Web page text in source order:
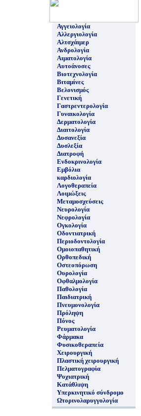
Αγγειολογία
Αλλεργιολογία
Αλτσχάιμερ
Ανδρολογία
Αιματολογία
Αυτοάνοσες
Βιοτεχνολογία
Βιταμίνες
Βελονισμός
Γενετική
Γαστρεντερολογία
Γυναικολογία
Δερματολογία
Διαιτολογία
Δυσανεξία
Δυσλεξία
Διατροφή
Ενδοκρινολογία
Εμβόλια
καρδιολογία
Λογοθεραπεία
Λοιμώξεις
Μεταμοσχεύσεις
Νευρολογία
Νεφρολογία
Ογκολογία
Οδοντιατρική
Περιοδοντολογία
Ομοιοπαθητική
Ορθοπεδική
Οστεοπόρωση
Ουρολογία
Οφθαλμολογία
Παθολογία
Παιδιατρική
Πνευμονολογία
Πρόληψη
Πόνος
Ρευματολογία
Φάρμακα
Φυσικοθεραπεία
Χειρουργική
Πλαστική χειρουργική
Πελματογραφία
Ψυχιατρική
Κατάθλιψη
Υπερκινητικό σύνδρομο
Ωτορινολαρυγγολογία